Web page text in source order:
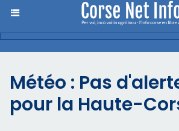
Météo : Pas
pour la Haute-